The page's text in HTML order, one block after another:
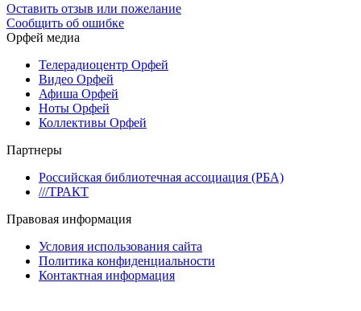
Оставить отзыв или пожелание
Сообщить об ошибке
Орфей медиа
Телерадиоцентр Орфей
Видео Орфей
Афиша Орфей
Ноты Орфей
Коллективы Орфей
Партнеры
Российская библиотечная ассоциация (РБА)
///ТРАКТ
Правовая информация
Условия использования сайта
Политика конфиденциальности
Контактная информация